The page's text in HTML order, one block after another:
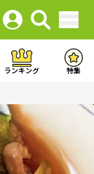
ランキング 特集